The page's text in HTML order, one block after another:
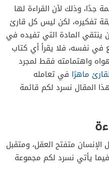
جدًا، وذلك لأن القراءة لها
تفكيره، لكن ليس كل قارئ
ينتقي المادة التي تفيده في
في نفسه، فلا يقرأ أي كتاب
واهتمامته فقط لمجرد
ماهرًا في تعامله
المقال نسرد لكم قائمة
متفتح العقل، ومتقبل
يأتي نسرد لكم مجموعة